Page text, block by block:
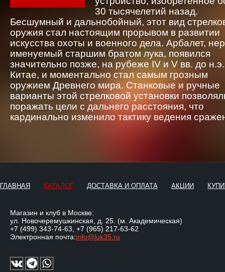
30 тысячелетий назад.
Бесшумный и дальнобойный, этот вид
оружия стал настоящим прорывом в развитии
искусства охоты и военного дела. Арбалет,
именуемый старшим братом лука, появился
значительно позже, на рубеже IV и V вв. до
Китае, и моментально стал самым грозным
оружием Древнего мира. Станковые и ручные
варианты этой стрелковой установки
поражать цели с дальнего расстояния, что
кардинально изменило тактику ведения
ГЛАВНАЯ КАТАЛОГ ДОСТАВКА И ОПЛАТА АКЦИИ
Магазин и клуб в Москве:
ул. Новочеремушкинская, д. 25. (м. Академическая)
+7 (499) 343-74-63 +7 (965) 217-63-62
Электронная почта:info@luk35.ru